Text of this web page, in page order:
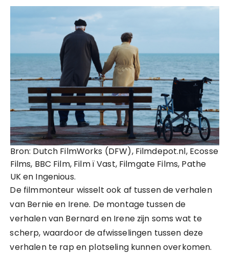
Bron: Dutch FilmWorks (DFW), Filmdepot.nl, Ecosse
Films, BBC Film, Film ï Vast, Filmgate Films, Pathe
UK en Ingenious.
De filmmonteur wisselt ook af tussen de verhalen
van Bernie en Irene. De montage tussen de
verhalen van Bernard en Irene zijn soms wat te
scherp, waardoor de afwisselingen tussen deze
verhalen te rap en plotseling kunnen overkomen.